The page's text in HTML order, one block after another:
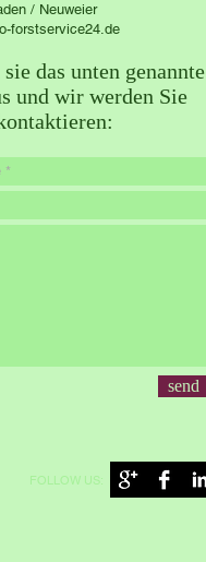
/ Neuweier
forstservice24.de
das unten genannte
und wir werden Sie
send
FOLLOW US: